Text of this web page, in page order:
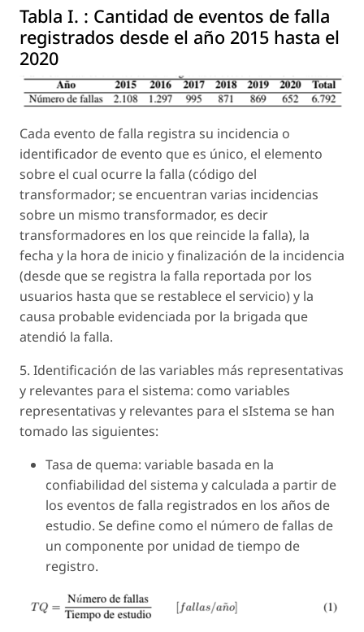
Tabla I. : Cantidad de eventos de falla
registrados desde el año 2015 hasta el
2020
Cada evento de falla registra su incidencia o
identificador de evento que es único, el elemento
sobre el cual ocurre la falla (código del
transformador; se encuentran varias incidencias
sobre un mismo transformador, es decir
transformadores en los que reincide la falla), la
fecha y la hora de inicio y finalización de la incidencia
(desde que se registra la falla reportada por los
usuarios hasta que se restablece el servicio) y la
causa probable evidenciada por la brigada que
atendió la falla.
5. Identificación de las variables más representativas
y relevantes para el sistema: como variables
representativas y relevantes para el sIstema se han
tomado las siguientes:
Tasa de quema: variable basada en la
confiabilidad del sistema y calculada a partir de
los eventos de falla registrados en los años de
estudio. Se define como el número de fallas de
un componente por unidad de tiempo de
registro.